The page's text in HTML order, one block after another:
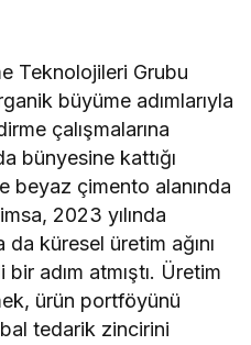
Teknolojileri Grubu
büyüme adımlarıyla
çalışmalarına
bünyesine kattığı
beyaz çimento alanında
2023 yılında
da küresel üretim ağını
adım atmıştı. Üretim
ürün portföyünü
tedarik zincirini